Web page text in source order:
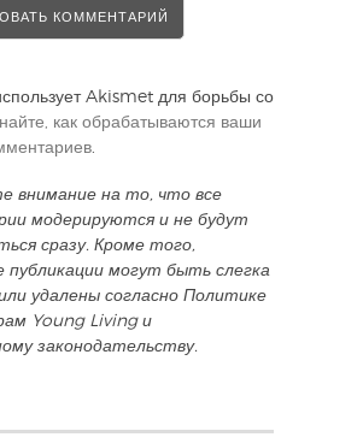
Akismet для борьбы со
как обрабатываются ваши
.
внимание на то, что все
модерируются и не будут
сразу. Кроме того,
публикации могут быть слегка
удалены согласно Политике
Young Living и
законодательству.